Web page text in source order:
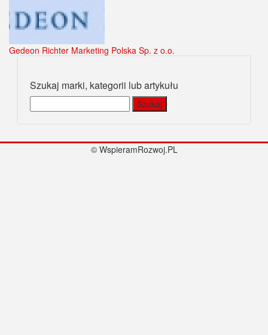
Gedeon Richter Marketing Polska Sp. z o.o.
Szukaj marki, kategorii lub artykułu
© WspieramRozwoj.PL